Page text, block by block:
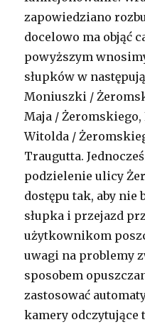
zapowiedziano
docelowo ma objąć
powyższym
słupków w
Moniuszki /
Maja /
Witolda /
Traugutta.
podzielenie ulicy
dostępu tak, aby nie
słupka i przejazd
użytkownikom
uwagi na problemy
sposobem
zastosować
kamery odczytujące